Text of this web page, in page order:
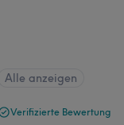
Alle anzeigen
Verifizierte Bewertung